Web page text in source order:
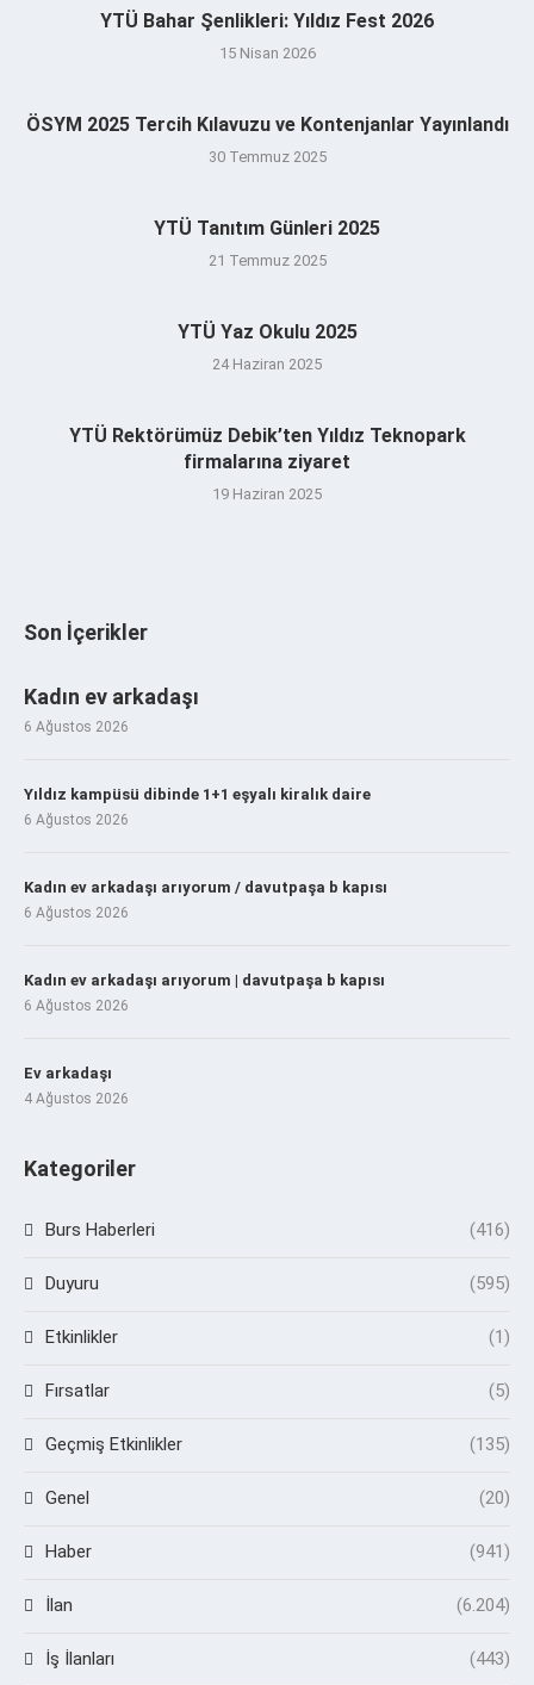
YTÜ Bahar Şenlikleri: Yıldız Fest 2026
15 Nisan 2026
ÖSYM 2025 Tercih Kılavuzu ve Kontenjanlar Yayınlandı
30 Temmuz 2025
YTÜ Tanıtım Günleri 2025
21 Temmuz 2025
YTÜ Yaz Okulu 2025
24 Haziran 2025
YTÜ Rektörümüz Debik’ten Yıldız Teknopark
firmalarına ziyaret
19 Haziran 2025
Son İçerikler
Kadın ev arkadaşı
6 Ağustos 2026
Yıldız kampüsü dibinde 1+1 eşyalı kiralık daire
6 Ağustos 2026
Kadın ev arkadaşı arıyorum / davutpaşa b kapısı
6 Ağustos 2026
Kadın ev arkadaşı arıyorum | davutpaşa b kapısı
6 Ağustos 2026
Ev arkadaşı
4 Ağustos 2026
Kategoriler
Burs Haberleri (416)
Duyuru (595)
Etkinlikler (1)
Fırsatlar (5)
Geçmiş Etkinlikler (135)
Genel (20)
Haber (941)
İlan (6.204)
İş İlanları (443)